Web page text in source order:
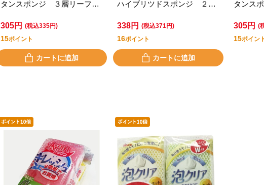
タンスポンジ ３層リーフ
305円 (税込335円)
15ポイント
カートに追加
ハイブリツドスポンジ ２個
338円 (税込371円)
16ポイント
カートに追加
タンス
305円 (
15ポイン